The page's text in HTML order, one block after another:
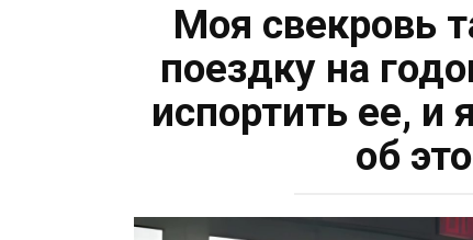
Моя свекровь
поездку на
испортить ее, и
об